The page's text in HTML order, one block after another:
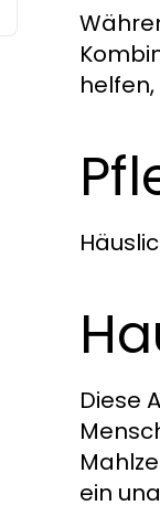
Diese
ein